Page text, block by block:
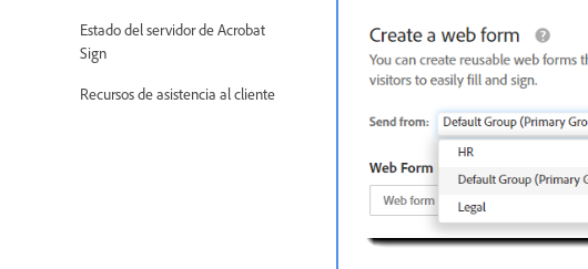
Estado del servidor de Acrobat
Sign
Recursos de asistencia al cliente